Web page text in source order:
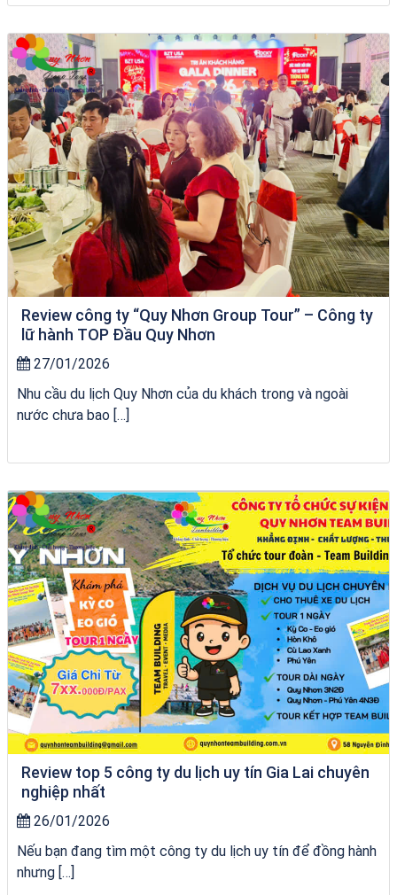
VÉ HẢI GIANG
Review công ty “Quy Nhơn Group Tour” – Công ty
lữ hành TOP Đầu Quy Nhơn
27/01/2026
Nhu cầu du lịch Quy Nhơn của du khách trong và ngoài
nước chưa bao […]
VÉ HẢI GIANG
Review top 5 công ty du lịch uy tín Gia Lai chuyên
nghiệp nhất
26/01/2026
Nếu bạn đang tìm một công ty du lịch uy tín để đồng hành
nhưng […]